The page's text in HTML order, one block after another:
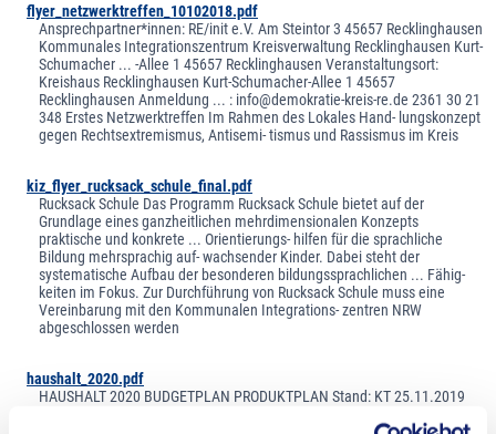
flyer_netzwerktreffen_10102018.pdf
Ansprechpartner*innen: RE/init e.V. Am Steintor 3 45657 Recklinghausen
Kommunales Integrationszentrum Kreisverwaltung Recklinghausen Kurt-
Schumacher ... -Allee 1 45657 Recklinghausen Veranstaltungsort:
Kreishaus Recklinghausen Kurt-Schumacher-Allee 1 45657
Recklinghausen Anmeldung ... : info@demokratie-kreis-re.de 2361 30 21
348 Erstes Netzwerktreffen Im Rahmen des Lokales Hand- lungskonzept
gegen Rechtsextremismus, Antisemi- tismus und Rassismus im Kreis
kiz_flyer_rucksack_schule_final.pdf
Rucksack Schule Das Programm Rucksack Schule bietet auf der
Grundlage eines ganzheitlichen mehrdimensionalen Konzepts
praktische und konkrete ... Orientierungs- hilfen für die sprachliche
Bildung mehrsprachig auf- wachsender Kinder. Dabei steht der
systematische Aufbau der besonderen bildungssprachlichen ... Fähig-
keiten im Fokus. Zur Durchführung von Rucksack Schule muss eine
Vereinbarung mit den Kommunalen Integrations- zentren NRW
abgeschlossen werden
haushalt_2020.pdf
HAUSHALT 2020 BUDGETPLAN PRODUKTPLAN Stand: KT 25.11.2019